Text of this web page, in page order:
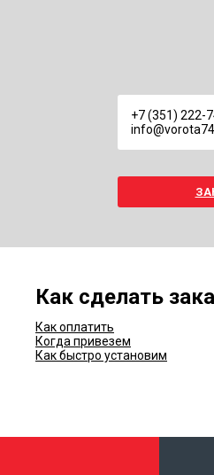
+7 (351) 222-
Как сделать
Как оплатить
Когда привезем
Как быстро установим